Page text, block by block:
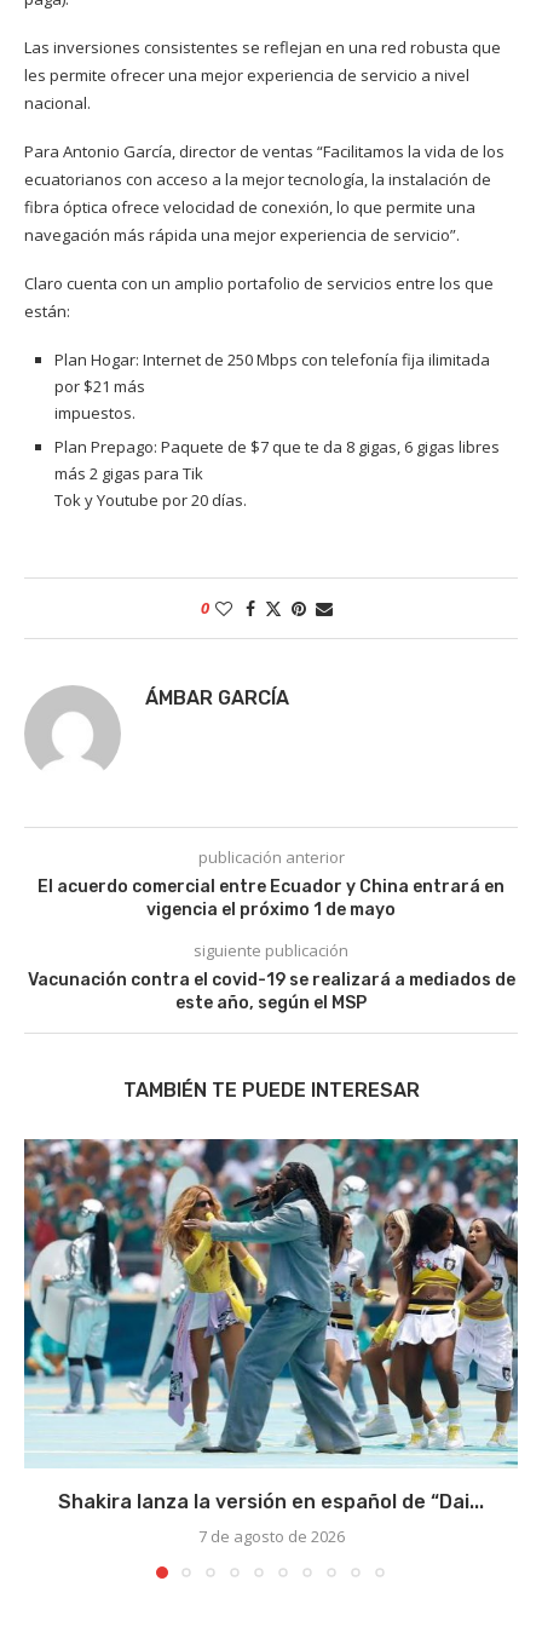
Las inversiones consistentes se reflejan en una red robusta que
les permite ofrecer una mejor experiencia de servicio a nivel
nacional.
Para Antonio García, director de ventas “Facilitamos la vida de los
ecuatorianos con acceso a la mejor tecnología, la instalación de
fibra óptica ofrece velocidad de conexión, lo que permite una
navegación más rápida una mejor experiencia de servicio”.
Claro cuenta con un amplio portafolio de servicios entre los que
están:
Plan Hogar: Internet de 250 Mbps con telefonía fija ilimitada
por $21 más
impuestos.
Plan Prepago: Paquete de $7 que te da 8 gigas, 6 gigas libres
más 2 gigas para Tik
Tok y Youtube por 20 días.
0
ÁMBAR GARCÍA
publicación anterior
El acuerdo comercial entre Ecuador y China entrará en
vigencia el próximo 1 de mayo
siguiente publicación
Vacunación contra el covid-19 se realizará a mediados de
este año, según el MSP
TAMBIÉN TE PUEDE INTERESAR
Shakira lanza la versión en español de “Dai...
7 de agosto de 2026